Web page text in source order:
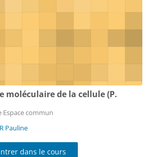
moléculaire de la cellule (P.
Espace commun
Pauline
dans le cours